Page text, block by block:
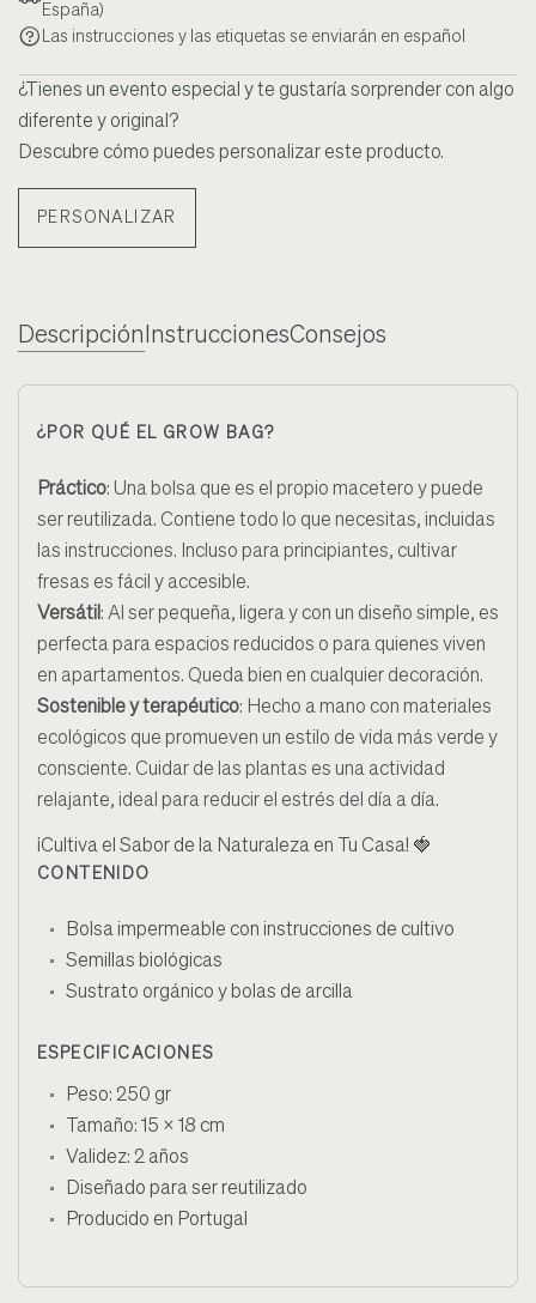
España)
Las instrucciones y las etiquetas se enviarán en español
¿Tienes un evento especial y te gustaría sorprender con algo
diferente y original?
Descubre cómo puedes personalizar este producto.
PERSONALIZAR
Descripción InstruccionesConsejos
¿POR QUÉ EL GROW BAG?
Práctico: Una bolsa que es el propio macetero y puede
ser reutilizada. Contiene todo lo que necesitas, incluidas
las instrucciones. Incluso para principiantes, cultivar
fresas es fácil y accesible.
Versátil : Al ser pequeña, ligera y con un diseño simple, es
perfecta para espacios reducidos o para quienes viven
en apartamentos. Queda bien en cualquier decoración.
Sostenible y terapéutico: Hecho a mano con materiales
ecológicos que promueven un estilo de vida más verde y
consciente. Cuidar de las plantas es una actividad
relajante, ideal para reducir el estrés del día a día.
¡Cultiva el Sabor de la Naturaleza en Tu Casa! 🍓
CONTENIDO
Bolsa impermeable con instrucciones de cultivo
Semillas biológicas
Sustrato orgánico y bolas de arcilla
ESPECIFICACIONES
Peso: 250 gr
Tamaño: 15 x 18 cm
Validez: 2 años
Diseñado para ser reutilizado
Producido en Portugal